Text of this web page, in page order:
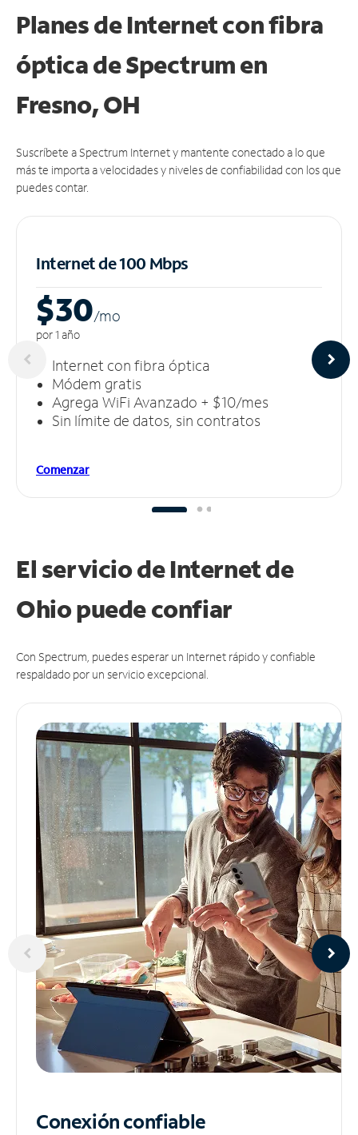
Planes de Internet con fibra
óptica de Spectrum en
Fresno, OH
Suscríbete a Spectrum Internet y mantente conectado a lo que
más te importa a velocidades y niveles de confiabilidad con los que
puedes contar.
Internet de 100 Mbps
$30/mo
por 1 año
Internet con fibra óptica
Módem gratis
Agrega WiFi Avanzado + $10/mes
Sin límite de datos, sin contratos
Comenzar
El servicio de Internet de
Ohio puedeconfiar
Con Spectrum, puedes esperar un Internet rápido y confiable
respaldado por un servicio excepcional.
Conexión confiable